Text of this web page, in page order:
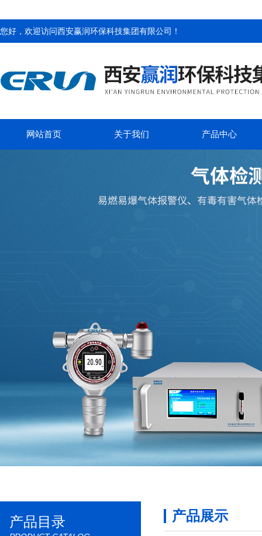
您好，欢迎访问西安赢润环保科技集团有限公司 ！
网站首页 关于我们 产品中心
产品目录 产品展示